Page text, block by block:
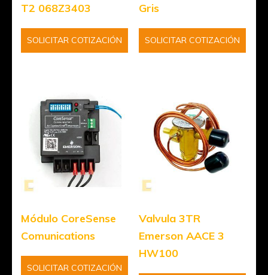
T2 068Z3403
SOLICITAR COTIZACIÓN
Gris
SOLICITAR COTIZACIÓN
Módulo CoreSense
Comunications
SOLICITAR COTIZACIÓN
Valvula 3TR
Emerson AACE 3
HW100